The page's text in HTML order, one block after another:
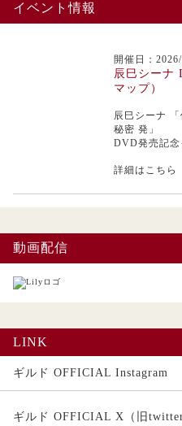
イベント情報
開催日：
辰巳シーナ
マップ）
辰巳シーナ
秘密 発」
DVD発売記
詳細はこちら
動画配信
LINK
ギルド OFFICIAL Instagram
ギルド OFFICIAL X（旧twitter